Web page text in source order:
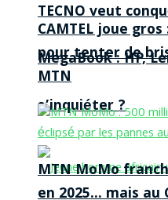
TECNO veut
MegaBook : HP,
s’inquiéter ?
CAMTEL joue
pour tenter de
MTN
MTN MoMo
en 2025… mais au